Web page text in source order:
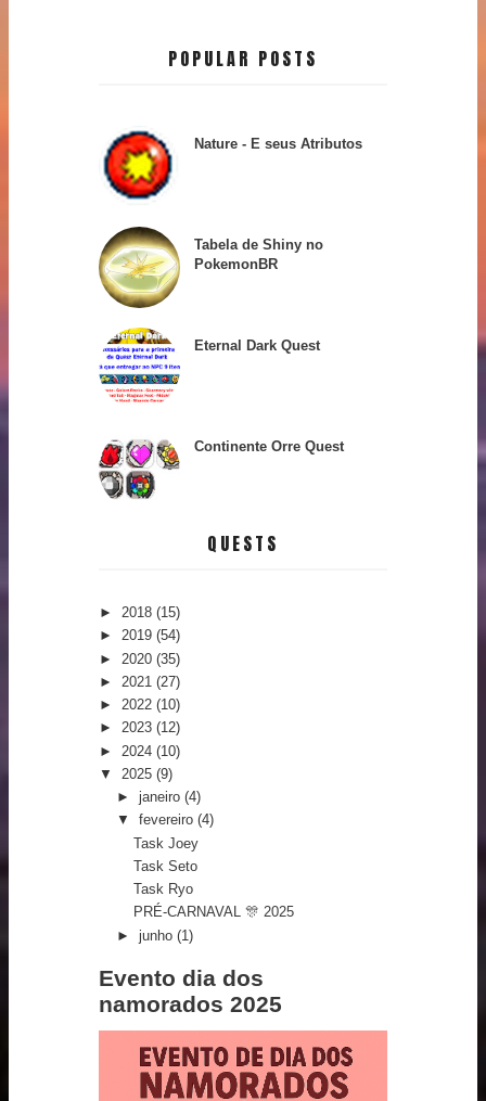
POPULAR POSTS
Nature - E seus Atributos
Tabela de Shiny no
PokemonBR
Eternal Dark Quest
Continente Orre Quest
QUESTS
► 2018 (15)
► 2019 (54)
► 2020 (35)
► 2021 (27)
► 2022 (10)
► 2023 (12)
► 2024 (10)
▼ 2025 (9)
► janeiro (4)
▼ fevereiro (4)
Task Joey
Task Seto
Task Ryo
PRÉ-CARNAVAL 🎊 2025
► junho (1)
Evento dia dos
namorados 2025